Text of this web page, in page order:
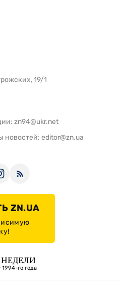
19/1
zn94@ukr.net
новостей: editor@zn.ua
ZN.UA
го года